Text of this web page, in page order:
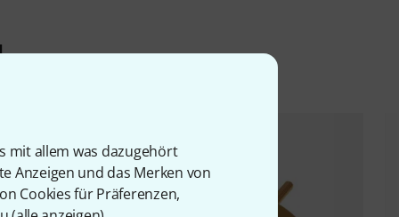
mit allem was dazugehört
Anzeigen und das Merken von
Cookies für Präferenzen,